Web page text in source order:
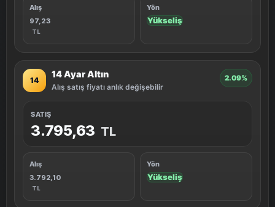
Alış
97,23
TL
Yön
Yükseliş
14
14 Ayar Altın
Alış satış fiyatı anlık değişebilir
2.09%
SATIŞ
3.795,63 TL
Alış
3.792,10
TL
Yön
Yükseliş